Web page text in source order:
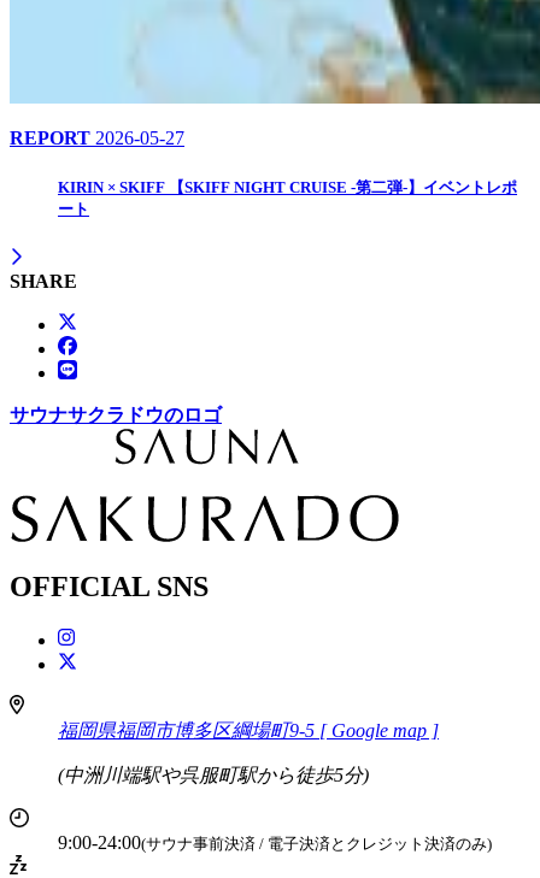
REPORT 2026-05-27
KIRIN × SKIFF 【SKIFF NIGHT CRUISE -第二弾-】イベントレポ
ート
SHARE
サウナサクラドウのロゴ
OFFICIAL SNS
福岡県福岡市博多区綱場町9-5 [ Google map ]
(中洲川端駅や呉服町駅から徒歩5分)
9:00-24:00(サウナ事前決済 / 電子決済とクレジット決済のみ)